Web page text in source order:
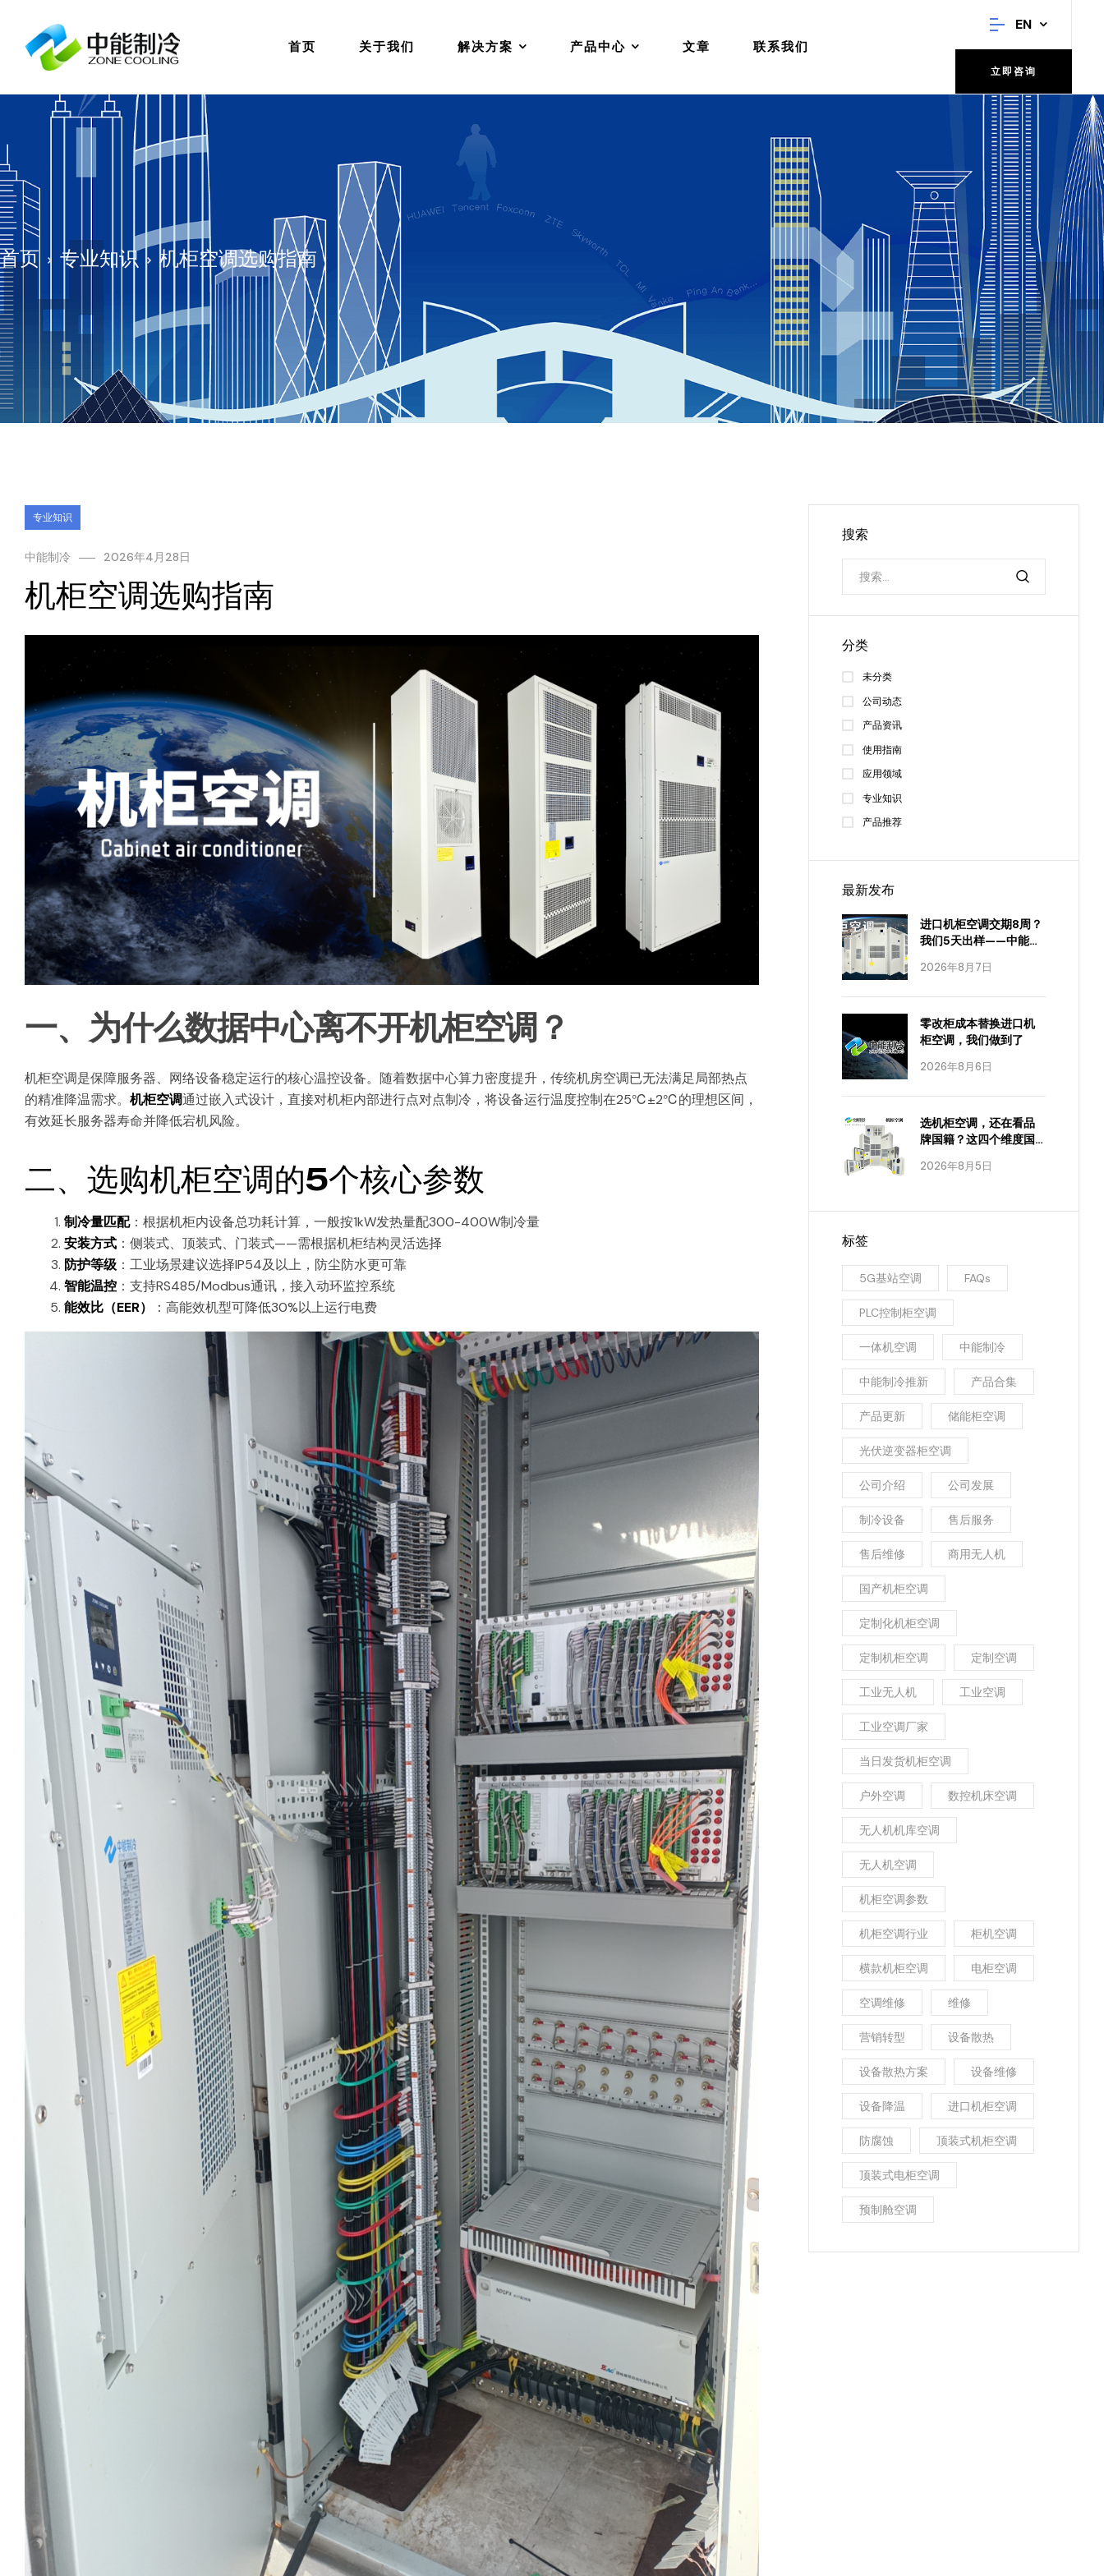
首页 关于我们 解决方案 产品中心 文章 联系我们
EN
立即咨询
首页 专业知识 机柜空调选购指南
专业知识
中能制冷 2026年4月28日
机柜空调选购指南
一、为什么数据中心离不开机柜空调？
机柜空调是保障服务器、网络设备稳定运行的核心温控设备。随着数据中心算力密度提升，传统机房空调已无法满足局部热点
的精准降温需求。 机柜空调通过嵌入式设计，直接对机柜内部进行点对点制冷，将设备运行温度控制在25℃±2℃的理想区间，
有效延长服务器寿命并降低宕机风险。
二、选购机柜空调的5个核心参数
制冷量匹配：根据机柜内设备总功耗计算，一般按1kW发热量配300-400W制冷量
安装方式 ：侧装式、顶装式、门装式——需根据机柜结构灵活选择
防护等级 ：工业场景建议选择IP54及以上，防尘防水更可靠
智能温控 ：支持RS485/Modbus通讯，接入动环监控系统
能效比（EER）
：高能效机型可降低30%以上运行电费
搜索
分类
未分类
公司动态
产品资讯
使用指南
应用领域
专业知识
产品推荐
最新发布
2026年8月7日
进口机柜空调交期8周？
我们5天出样——中能制
2026年8月6日
零改柜成本替换进口机
柜空调，我们做到了
2026年8月5日
选机柜空调，还在看品
牌国籍？这四个维度国
标签
5G基站空调 FAQs
PLC控制柜空调
一体机空调 中能制冷
中能制冷推新 产品合集
产品更新 储能柜空调
光伏逆变器柜空调
公司介绍 公司发展
制冷设备 售后服务
售后维修 商用无人机
国产机柜空调
定制化机柜空调
定制机柜空调 定制空调
工业无人机 工业空调
工业空调厂家
当日发货机柜空调
户外空调 数控机床空调
无人机机库空调
无人机空调
机柜空调参数
机柜空调行业 柜机空调
横款机柜空调 电柜空调
空调维修 维修
营销转型 设备散热
设备散热方案 设备维修
设备降温 进口机柜空调
防腐蚀 顶装式机柜空调
顶装式电柜空调
预制舱空调